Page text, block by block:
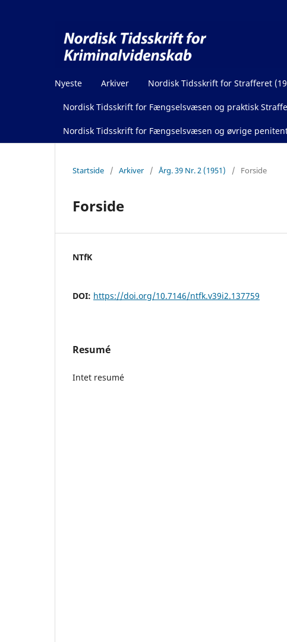
Nyeste Arkiver Nordisk Tidsskrift for Strafferet
Nordisk Tidsskrift for Fængselsvæsen og praktisk
Nordisk Tidsskrift for Fængselsvæsen og øvrige
Startside / Arkiver / Årg. 39 Nr. 2 (1951) / Forside
Forside
NTfK
DOI: https://doi.org/10.7146/ntfk.v39i2.137759
Resumé
Intet resumé